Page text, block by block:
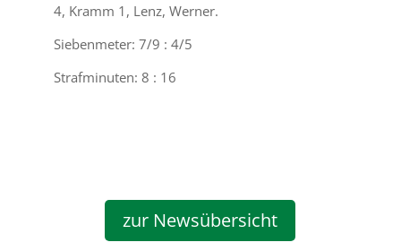
4, Kramm 1, Lenz, Werner.
Siebenmeter: 7/9 : 4/5
Strafminuten: 8 : 16
zur Newsübersicht